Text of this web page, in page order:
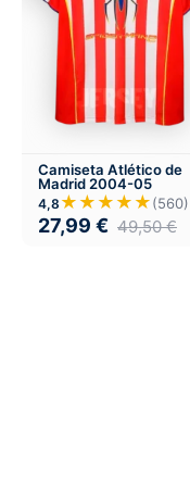
Camiseta Atlético de
Madrid 2004-05
4,8 ★★★★★(560)
27,99 € 49,50€